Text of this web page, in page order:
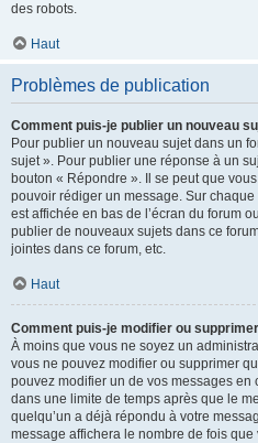
des robots.
Haut
Problèmes de publication
Comment puis-je publier un nouveau
Pour publier un nouveau sujet dans un
sujet ». Pour publier une réponse à un
bouton « Répondre ». Il se peut que
pouvoir rédiger un message. Sur
est affichée en bas de l’écran du forum
publier de nouveaux sujets dans ce
jointes dans ce forum, etc.
Haut
Comment puis-je modifier ou
À moins que vous ne soyez un
vous ne pouvez modifier ou supprimer
pouvez modifier un de vos messages
dans une limite de temps après que le
quelqu’un a déjà répondu à votre
message affichera le nombre de fois